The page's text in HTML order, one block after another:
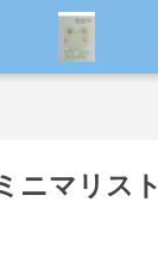
ニマリスト